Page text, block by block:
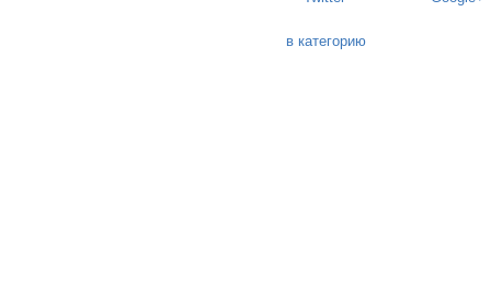
в категорию